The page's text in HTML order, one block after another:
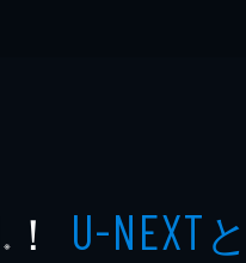
※ ！ U-NEXT